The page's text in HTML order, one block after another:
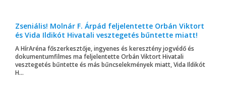
Zseniális! Molnár F. Árpád feljelentette Orbán Viktort
és Vida Ildikót Hivatali vesztegetés bűntette miatt!
A HírAréna főszerkesztője, ingyenes és keresztény jogvédő és
dokumentumfilmes ma feljelentette Orbán Viktort Hivatali
vesztegetés bűntette és más bűncselekmények miatt, Vida Ildikót
H...